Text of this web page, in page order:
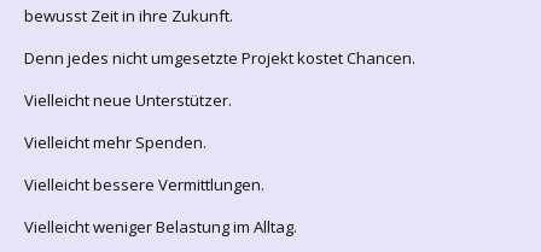
bewusst Zeit in ihre Zukunft.
Denn jedes nicht umgesetzte Projekt kostet Chancen.
Vielleicht neue Unterstützer.
Vielleicht mehr Spenden.
Vielleicht bessere Vermittlungen.
Vielleicht weniger Belastung im Alltag.